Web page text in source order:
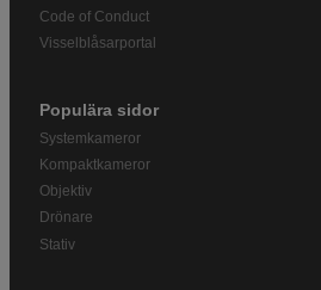
Code of Conduct
Visselblåsarportal
Populära sidor
Systemkameror
Kompaktkameror
Objektiv
Drönare
Stativ